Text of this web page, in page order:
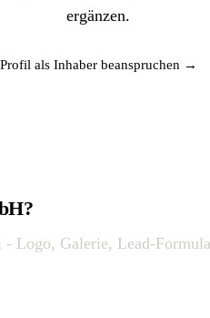
ergänzen.
Profil als Inhaber beanspruchen →
Logo, Galerie, Lead-